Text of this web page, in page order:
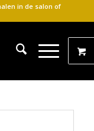
in de salon of